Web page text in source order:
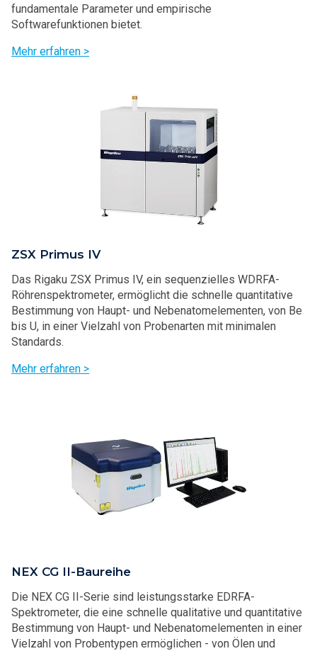
fundamentale Parameter und empirische
Softwarefunktionen bietet.
Mehr erfahren >
ZSX Primus IV
Das Rigaku ZSX Primus IV, ein sequenzielles WDRFA-
Röhrenspektrometer, ermöglicht die schnelle quantitative
Bestimmung von Haupt- und Nebenatomelementen, von Be
bis U, in einer Vielzahl von Probenarten mit minimalen
Standards.
Mehr erfahren >
NEX CG II-Baureihe
Die NEX CG II-Serie sind leistungsstarke EDRFA-
Spektrometer, die eine schnelle qualitative und quantitative
Bestimmung von Haupt- und Nebenatomelementen in einer
Vielzahl von Probentypen ermöglichen - von Ölen und